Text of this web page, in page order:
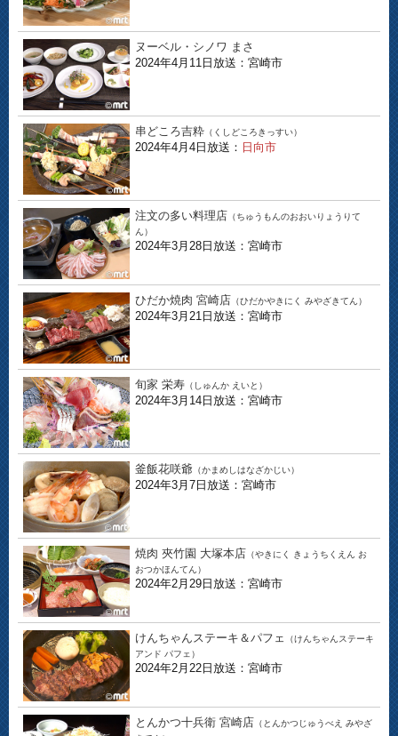
ヌーベル・シノワ まさ
2024年4月11日放送：宮崎市
串どころ吉粋 （くしどころきっすい）
2024年4月4日放送： 日向市
注文の多い料理店 （ちゅうもんのおおいりょうりて
ん）
2024年3月28日放送：宮崎市
ひだか焼肉 宮崎店 （ひだかやきにく みやざきてん）
2024年3月21日放送：宮崎市
旬家 栄寿 （しゅんか えいと）
2024年3月14日放送：宮崎市
釜飯花咲爺 （かまめしはなざかじい）
2024年3月7日放送：宮崎市
焼肉 夾竹園 大塚本店 （やきにく きょうちくえん お
おつかほんてん）
2024年2月29日放送：宮崎市
けんちゃんステーキ＆パフェ
（けんちゃんステーキ
アンド パフェ）
2024年2月22日放送：宮崎市
とんかつ十兵衛 宮崎店 （とんかつじゅうべえ みやざ